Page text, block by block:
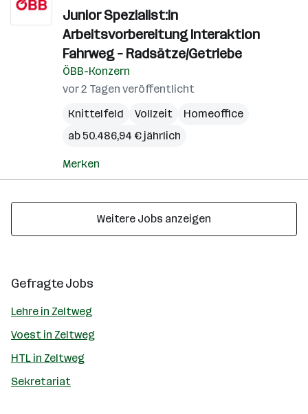
Junior Spezialist:in
Arbeitsvorbereitung Interaktion
Fahrweg – Radsätze/Getriebe
ÖBB-Konzern
vor 2 Tagen veröffentlicht
Knittelfeld
Vollzeit
Homeoffice
ab 50.486,94 € jährlich
Merken
Weitere Jobs anzeigen
Gefragte Jobs
Lehre in Zeltweg
Voest in Zeltweg
HTL in Zeltweg
Sekretariat